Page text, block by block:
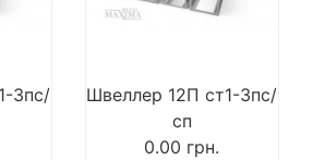
3пс/
Швеллер 12П ст1-3пс/
сп
0.00 грн.